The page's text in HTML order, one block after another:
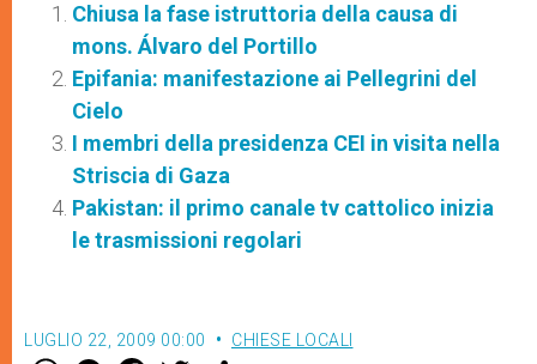
Chiusa la fase istruttoria della causa di
mons. Álvaro del Portillo
Epifania: manifestazione ai Pellegrini del
Cielo
I membri della presidenza CEI in visita nella
Striscia di Gaza
Pakistan: il primo canale tv cattolico inizia
le trasmissioni regolari
LUGLIO 22, 2009 00:00 CHIESE LOCALI